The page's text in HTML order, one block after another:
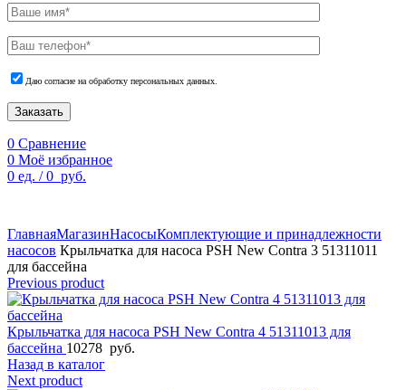
Даю согласие на обработку персональных данных.
Заказать
0 Сравнение
0 Моё избранное
0 ед. / 0 руб.
ГлавнаяМагазинНасосыКомплектующие и принадлежности
насосов Крыльчатка для насоса PSH New Contra 3 51311011
для бассейна
Previous product
Крыльчатка для насоса PSH New Contra 4 51311013 для
бассейна 10278 руб.
Назад в каталог
Next product